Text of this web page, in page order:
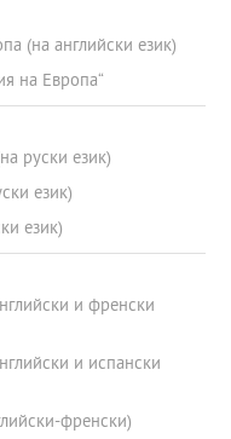
(на английски език)
на Европа“
руски език)
език)
език)
и френски
и испански
френски)